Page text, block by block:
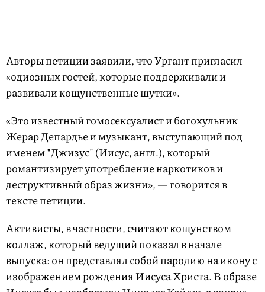
Авторы петиции заявили, что Ургант пригласил
«одиозных гостей, которые поддерживали и
развивали кощунственные шутки».
«Это известный гомосексуалист и богохульник
Жерар Депардье и музыкант, выступающий под
именем "Джизус" (Иисус, англ.), который
романтизирует употребление наркотиков и
деструктивный образ жизни», — говорится в
тексте петиции.
Активисты, в частности, считают кощунством
коллаж, который ведущий показал в начале
выпуска: он представлял собой пародию на икону с
изображением рождения Иисуса Христа. В образе